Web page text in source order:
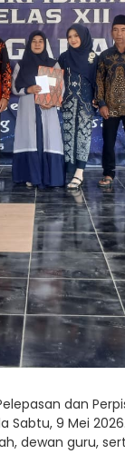
dan
9 Mei
dewan guru,